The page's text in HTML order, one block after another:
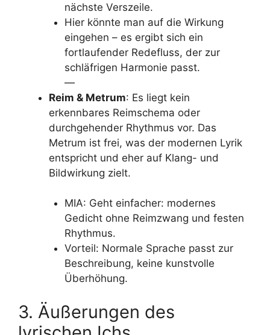
nächste Verszeile.
Hier könnte man auf die Wirkung
eingehen – es ergibt sich ein
fortlaufender Redefluss, der zur
schläfrigen Harmonie passt.
—
Reim & Metrum: Es liegt kein
erkennbares Reimschema oder
durchgehender Rhythmus vor. Das
Metrum ist frei, was der modernen Lyrik
entspricht und eher auf Klang- und
Bildwirkung zielt.
MIA: Geht einfacher: modernes
Gedicht ohne Reimzwang und festen
Rhythmus.
Vorteil: Normale Sprache passt zur
Beschreibung, keine kunstvolle
Überhöhung.
3. Äußerungen des